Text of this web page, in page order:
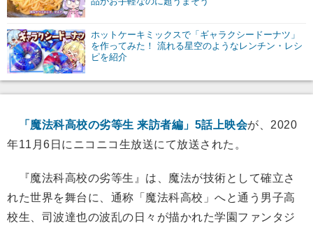
ホットケーキミックスで「ギャラクシードーナツ」
を作ってみた！ 流れる星空のようなレンチン・レシ
ピを紹介
「魔法科高校の劣等生 来訪者編」5話上映会が、2020
年11月6日にニコニコ生放送にて放送された。
『魔法科高校の劣等生』は、魔法が技術として確立さ
れた世界を舞台に、通称「魔法科高校」へと通う男子高
校生、司波達也の波乱の日々が描かれた学園ファンタジ